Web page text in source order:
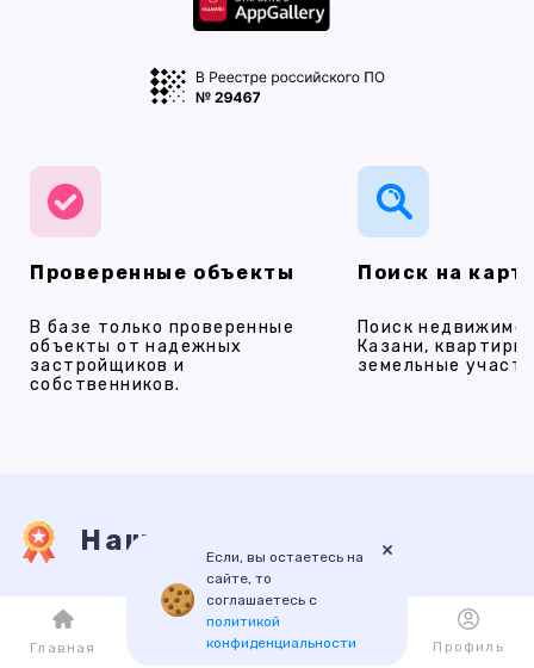
Проверенные объекты
В базе только проверенные
объекты от надежных
застройщиков и
собственников.
Поиск на
Поиск
Казани,
земельные
Наши услуги
ПРОДАЖА АРЕНДА НОВОСТРОЙКИ ИПОТЕКА
Если, вы остаетесь на
сайте, то
соглашаетесь с
политикой
конфиденциальности
×
Главная Каталог Избранное Профиль